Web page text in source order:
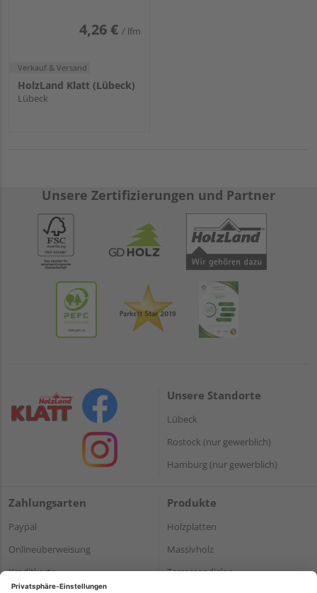
4,26 € / lfm
Verkauf & Versand
HolzLand Klatt (Lübeck)
Lübeck
Unsere Zertifizierungen und Partner
Unsere Standorte
Lübeck
Rostock (nur gewerblich)
Hamburg (nur gewerblich)
Zahlungsarten
Paypal
Onlineüberweisung
Kreditkarte
Produkte
Holzplatten
Massivholz
Terrassendielen